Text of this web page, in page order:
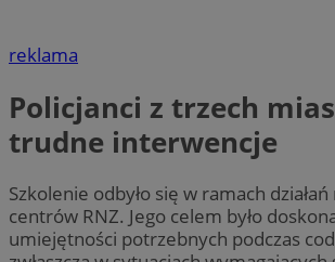
reklama
Policjanci z trzech
trudne interwencje
Szkolenie odbyło się w ramach
centrów RNZ. Jego celem było
umiejętności potrzebnych podczas